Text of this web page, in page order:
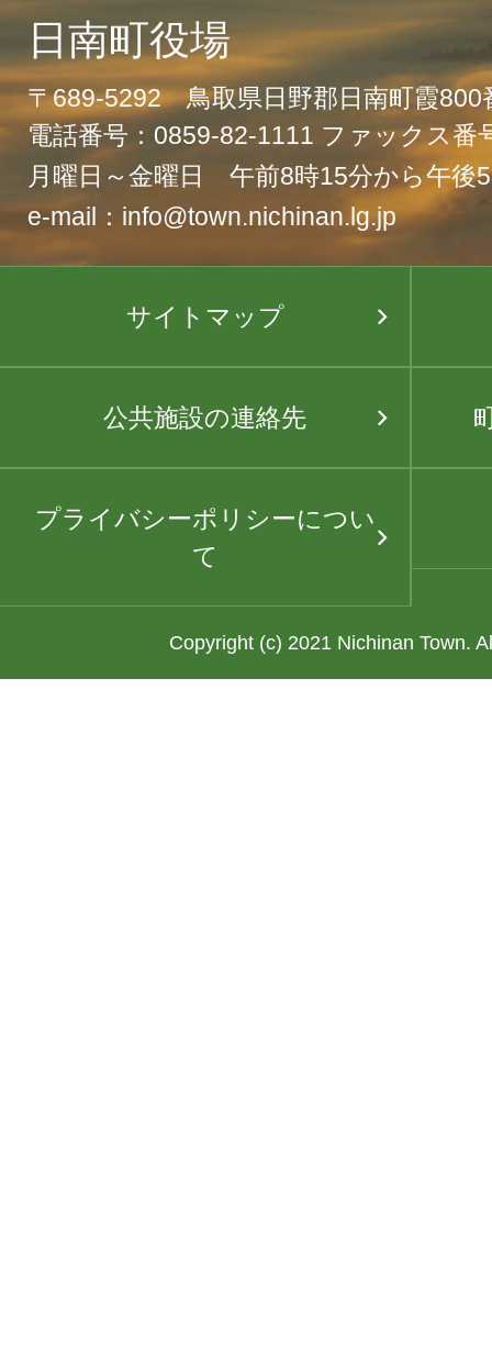
日南町役場
〒689-5292 鳥取県日野郡日南町霞800
電話番号：0859-82-1111 ファックス番
月曜日～金曜日 午前8時15分から午後
e-mail：info@town.nichinan.lg.jp
サイトマップ
公共施設の連絡先
プライバシーポリシーについ
て
Copyright (c) 2021 Nichinan Town.